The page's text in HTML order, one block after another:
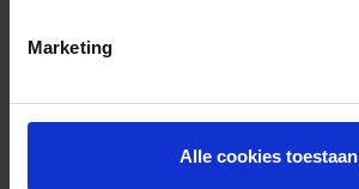
Marketing
Alle cookies toestaan
Foto’s ({{photos.length}})